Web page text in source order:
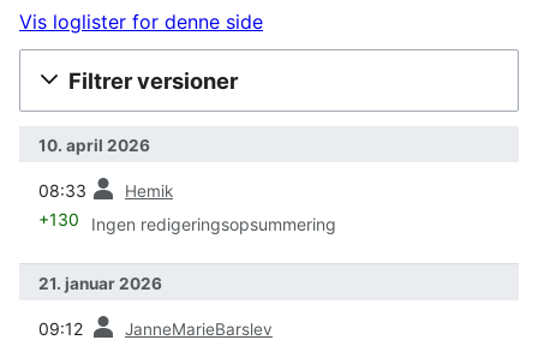
Vis loglister for denne side
Filtrer versioner
10. april 2026
08:33 Hemik
+130 Ingen redigeringsopsummering
21. januar 2026
09:12 JanneMarieBarslev